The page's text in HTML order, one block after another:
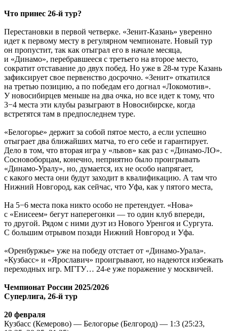
Что принес 26-й тур?
Перестановки в первой четверке. «Зенит-Казань» уверенно
идет к первому месту в регулярном чемпионате. Новый тур
он пропустит, так как отыграл его в начале месяца,
и «Динамо», перебравшееся с третьего на второе место,
сократит отставание до двух побед. Но уже в 28-м туре Казань
зафиксирует свое первенство досрочно. «Зенит» откатился
на третью позицию, а по победам его догнал «Локомотив».
У новосибирцев меньше на два очка, но все идет к тому, что
3−4 места эти клубы разыграют в Новосибирске, когда
встретятся там в предпоследнем туре.
«Белогорье» держит за собой пятое место, а если успешно
отыграет два ближайших матча, то его себе и гарантирует.
Дело в том, что вторая игра у «львов» как раз с «Динамо-ЛО».
Сосновоборцам, конечно, неприятно было проигрывать
«Динамо-Уралу», но, думается, их не особо напрягает,
с какого места они будут заходит в квалификацию. А там что
Нижний Новгород, как сейчас, что Уфа, как у пятого места,
На 5−6 места пока никто особо не претендует. «Нова»
с «Енисеем» бегут наперегонки — то один клуб впереди,
то другой. Рядом с ними дуэт из Нового Уренгоя и Сургута.
С большим отрывом позади Нижний Новгород и Уфа.
«Оренбуржье» уже на победу отстает от «Динамо-Урала».
«Кузбасс» и «Ярославич» проигрывают, но надеются избежать
переходных игр. МГТУ… 24-е уже поражение у москвичей.
Чемпионат России 2025/2026
Суперлига, 26-й тур
20 февраля
Кузбасс (Кемерово) — Белогорье (Белгород) — 1:3 (25:23,